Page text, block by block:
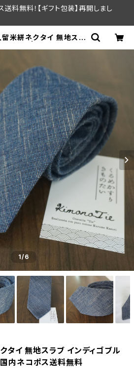
料無料！【ギフト包装】再開しまし
米絣ネクタイ 無地スラ
1/6
タイ 無地スラブ インディゴブル
内ネコポス送料無料